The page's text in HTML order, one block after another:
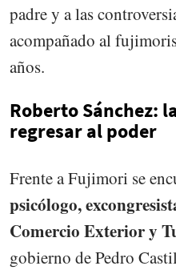
padre y a las
acompañado al
años.
Roberto Sánchez:
regresar al poder
Frente a Fujimori se
psicólogo,
Comercio Exterior y
gobierno de Pedro